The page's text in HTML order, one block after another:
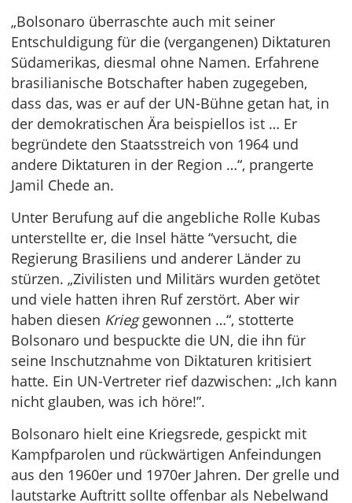
„Bolsonaro überraschte auch mit seiner
Entschuldigung für die (vergangenen) Diktaturen
Südamerikas, diesmal ohne Namen. Erfahrene
brasilianische Botschafter haben zugegeben,
dass das, was er auf der UN-Bühne getan hat, in
der demokratischen Ära beispiellos ist … Er
begründete den Staatsstreich von 1964 und
andere Diktaturen in der Region …“, prangerte
Jamil Chede an.
Unter Berufung auf die angebliche Rolle Kubas
unterstellte er, die Insel hätte “versucht, die
Regierung Brasiliens und anderer Länder zu
stürzen. „Zivilisten und Militärs wurden getötet
und viele hatten ihren Ruf zerstört. Aber wir
haben diesen Krieggewonnen …“, stotterte
Bolsonaro und bespuckte die UN, die ihn für
seine Inschutznahme von Diktaturen kritisiert
hatte. Ein UN-Vertreter rief dazwischen: „Ich kann
nicht glauben, was ich höre!”.
Bolsonaro hielt eine Kriegsrede, gespickt mit
Kampfparolen und rückwärtigen Anfeindungen
aus den 1960er und 1970er Jahren. Der grelle und
lautstarke Auftritt sollte offenbar als Nebelwand